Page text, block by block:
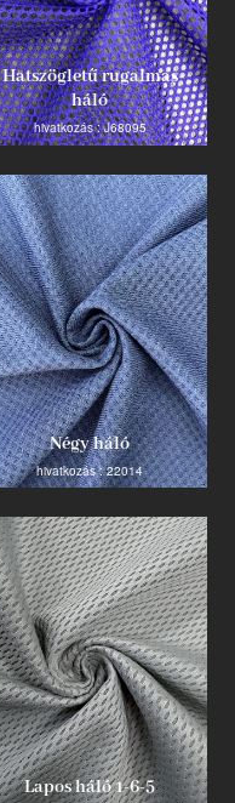
Hatszögletű rugalmas
háló
hivatkozás : J68095
Négy háló
hivatkozás : 22014
Lapos háló 1-6-5